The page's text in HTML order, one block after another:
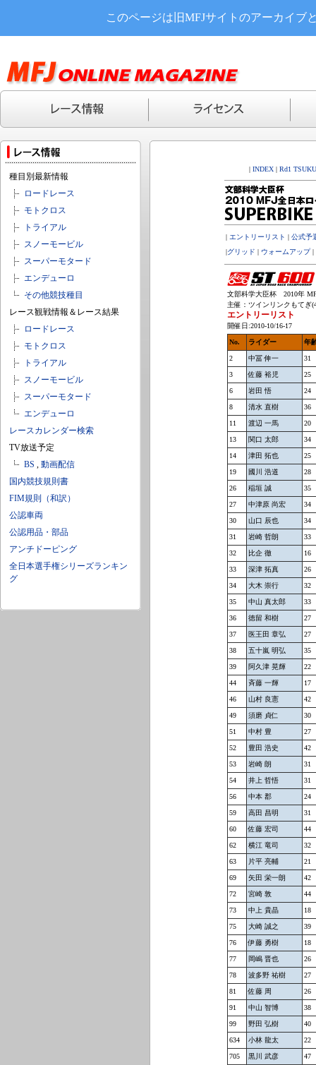
このページは旧MFJサイトのアーカイブ
種目別最新情報
ロードレース
モトクロス
トライアル
スノーモービル
スーパーモタード
エンデューロ
その他競技種目
レース観戦情報＆レース結果
ロードレース
モトクロス
トライアル
スノーモービル
スーパーモタード
エンデューロ
レースカレンダー検索
TV放送予定
BS , 動画配信
国内競技規則書
FIM規則（和訳）
公認車両
公認用品・部品
アンチドーピング
全日本選手権シリーズランキン
グ
| INDEX | Rd1
| エントリーリスト | 公式予
|グリッド | ウォームアップ|
文部科学大臣杯 2010年
主催：ツインリンクもてぎ
エントリーリスト
開催日:2010-10/16-17
No. ライダー 年
2 中冨 伸一 31
3 佐藤 裕児 25
6 岩田 悟 24
8 清水 直樹 36
11 渡辺 一馬 20
13 関口 太郎 34
14 津田 拓也 25
19 國川 浩道 28
26 稲垣 誠 35
27 中津原 尚宏 34
30 山口 辰也 34
31 岩崎 哲朗 33
32 比企 徹 16
33 深津 拓真 26
34 大木 崇行 32
35 中山 真太郎 33
36 徳留 和樹 27
37 医王田 章弘 27
38 五十嵐 明弘 35
39 阿久津 晃輝 22
44 斉藤 一輝 17
46 山村 良憲 42
49 須磨 貞仁 30
51 中村 豊 27
52 豊田 浩史 42
53 岩崎 朗 31
54 井上 哲悟 31
56 中本 郡 24
59 高田 昌明 31
60 佐藤 宏司 44
62 横江 竜司 32
63 片平 亮輔 21
69 矢田 栄一朗 42
72 宮崎 敦 44
73 中上 貴晶 18
75 大崎 誠之 39
76 伊藤 勇樹 18
77 岡嶋 晋也 26
78 波多野 祐樹 27
81 佐藤 周 26
91 中山 智博 38
99 野田 弘樹 40
634 小林 龍太 22
705 黒川 武彦 47